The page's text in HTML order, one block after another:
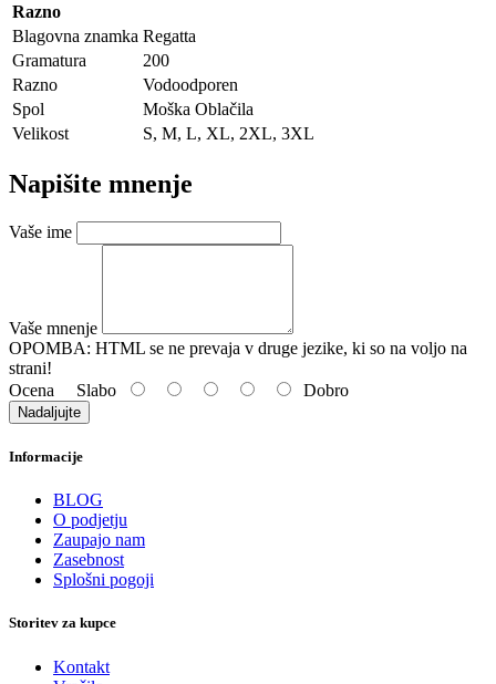
Razno
Blagovna znamka Regatta
Gramatura
200
Razno
Vodoodporen
Spol
Moška Oblačila
Velikost
S, M, L, XL, 2XL, 3XL
Napišite mnenje
Vaše ime
Vaše mnenje
OPOMBA: HTML se ne prevaja v druge jezike, ki so na voljo na
strani!
Ocena Slabo Dobro
Nadaljujte
Informacije
BLOG
O podjetju
Zaupajo nam
Zasebnost
Splošni pogoji
Storitev za kupce
Kontakt